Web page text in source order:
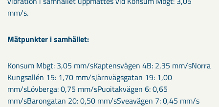
mm/s.
Mätpunkter i samhället:
Konsum Mbgt: 3,05 mm/sKaptensvägen 4B: 2,35 mm/sNorra
Kungsallén 15: 1,70 mm/sJärnvägsgatan 19: 1,00
mm/sLövberga: 0,75 mm/sPuoitakvägen 6: 0,65
mm/sBarongatan 20: 0,50 mm/sSveavägen 7: 0,45 mm/s